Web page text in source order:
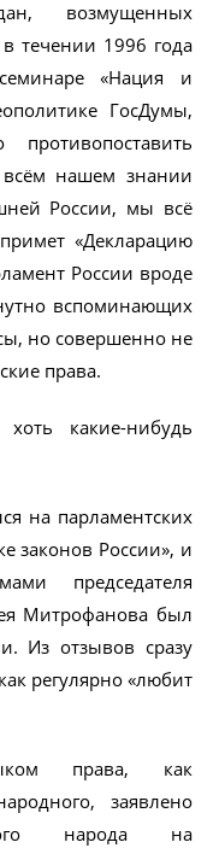
возмущенных
течении 1996 года
«Нация и
ГосДумы,
нашем знании
России, мы всё
«Декларацию
России вроде
вспоминающих
но совершенно не
права.
какие-нибудь
на парламентских
законов России», и
председателя
Митрофанова был
Из отзывов сразу
регулярно «любит
права, как
заявлено
народа на